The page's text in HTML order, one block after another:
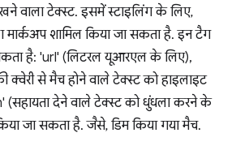
वाला टेक्स्ट. इसमें स्टाइलिंग के लिए,
मार्कअप शामिल किया जा सकता है. इन टैग
है: 'url' (लिटरल यूआरएल के लिए),
क्वेरी से मैच होने वाले टेक्स्ट को हाइलाइट
देने वाले टेक्स्ट को धुंधला करने के
जा सकता है. जैसे, डिम किया गया मैच.